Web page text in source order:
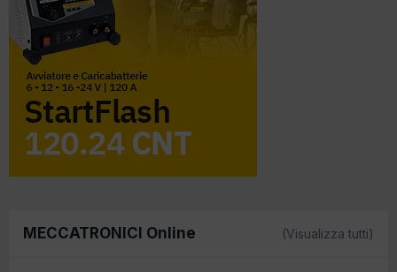
MECCATRONICI Online (Visualizza tutti)